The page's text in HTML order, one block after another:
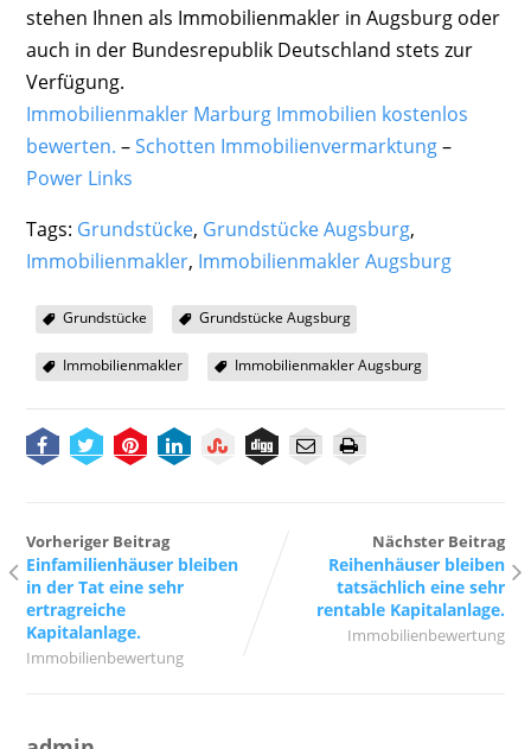
stehen Ihnen als Immobilienmakler in Augsburg oder
auch in der Bundesrepublik Deutschland stets zur
Verfügung.
Immobilienmakler Marburg Immobilien kostenlos
bewerten. –Schotten Immobilienvermarktung–
Power Links
Tags: Grundstücke, Grundstücke Augsburg,
Immobilienmakler, Immobilienmakler Augsburg
Grundstücke Grundstücke Augsburg
Immobilienmakler Immobilienmakler Augsburg
Vorheriger Beitrag
Einfamilienhäuser bleiben
in der Tat eine sehr
ertragreiche
Kapitalanlage.
Immobilienbewertung
Nächster Beitrag
Reihenhäuser bleiben
tatsächlich eine sehr
rentable Kapitalanlage.
Immobilienbewertung